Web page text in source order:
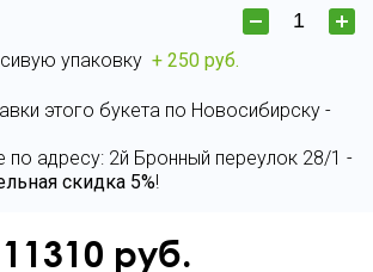
упаковку + 250 руб.
этого букета по Новосибирску -
адресу: 2й Бронный переулок 28/1 -
скидка 5%!
11310 руб.